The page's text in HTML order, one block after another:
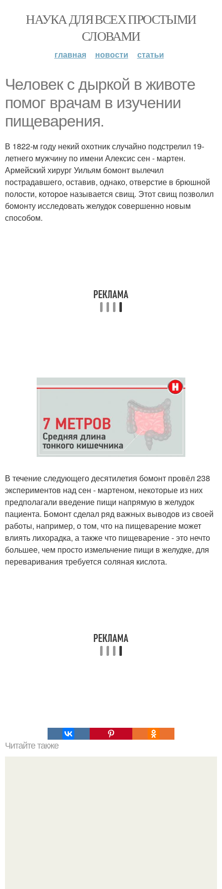
НАУКА ДЛЯ ВСЕХ ПРОСТЫМИ
СЛОВАМИ
главная новости статьи
Человек с дыркой в животе
помог врачам в изучении
пищеварения.
В 1822-м году некий охотник случайно подстрелил 19-
летнего мужчину по имени Алексис сен - мартен.
Армейский хирург Уильям бомонт вылечил
пострадавшего, оставив, однако, отверстие в брюшной
полости, которое называется свищ. Этот свищ позволил
бомонту исследовать желудок совершенно новым
способом.
В течение следующего десятилетия бомонт провёл 238
экспериментов над сен - мартеном, некоторые из них
предполагали введение пищи напрямую в желудок
пациента. Бомонт сделал ряд важных выводов из своей
работы, например, о том, что на пищеварение может
влиять лихорадка, а также что пищеварение - это нечто
большее, чем просто измельчение пищи в желудке, для
переваривания требуется соляная кислота.
Читайте также